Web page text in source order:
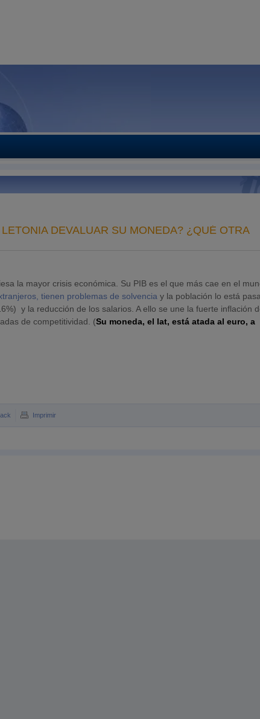
DEVALUAR SU MONEDA? ¿QUÉ OTRA
la mayor crisis económica. Su PIB es el que más cae en el
tienen problemas de solvenciay la población lo está
y la reducción de los salarios. A ello se une la fuerte inflación
de competitividad. (Su moneda, el lat, está atada al euro, a
Imprimir